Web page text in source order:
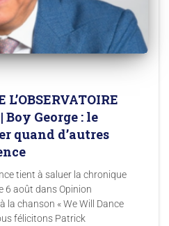
Boy George : le
quand d’autres
tient à saluer la chronique
6 août dans Opinion
la chanson « We Will Dance
félicitons Patrick